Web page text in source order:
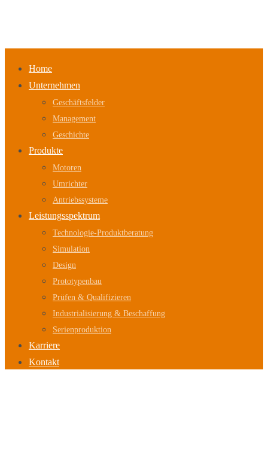
Home
Unternehmen
Geschäftsfelder
Management
Geschichte
Produkte
Motoren
Umrichter
Antriebssysteme
Leistungsspektrum
Technologie-Produktberatung
Simulation
Design
Prototypenbau
Prüfen & Qualifizieren
Industrialisierung & Beschaffung
Serienproduktion
Karriere
Kontakt